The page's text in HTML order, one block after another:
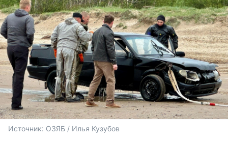
Источник: ОЗЯБ / Илья Кузубов